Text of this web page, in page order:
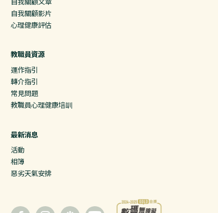
自我關顧影片
心理健康評估
教職員資源
運作指引
轉介指引
常見問題
教職員心理健康培訓
最新消息
活動
相簿
惡劣天氣安排